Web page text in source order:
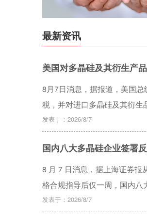
最新资讯
美国对多晶硅及其衍生产
8月7日消息，据报道，美国
税，并对进口多晶硅及其衍生
发表于：2026/8/7
国内八大多晶硅企业签署
8 月 7 日消息，据上海证券报
格合规指导后仅一周，国内八
发表于：2026/8/7